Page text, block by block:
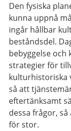
Den fysiska
kunna uppnå
ingår hållbar
beståndsdel.
bebyggelse
strategier för
kulturhistoriska
så att
eftertänksamt
dessa frågor,
för stor.